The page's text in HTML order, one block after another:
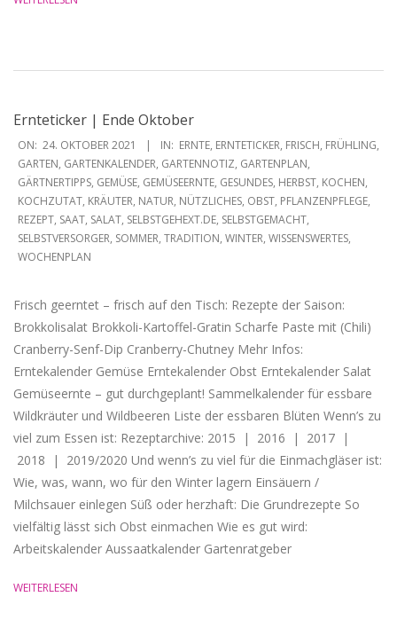
Ernteticker | Ende Oktober
2021-
10-
24
ON: 24. OKTOBER 2021 IN: ERNTE, ERNTETICKER, FRISCH, FRÜHLING,
GARTEN, GARTENKALENDER, GARTENNOTIZ, GARTENPLAN,
GÄRTNERTIPPS, GEMÜSE, GEMÜSEERNTE, GESUNDES, HERBST, KOCHEN,
KOCHZUTAT, KRÄUTER, NATUR, NÜTZLICHES, OBST, PFLANZENPFLEGE,
REZEPT, SAAT, SALAT, SELBSTGEHEXT.DE, SELBSTGEMACHT,
SELBSTVERSORGER, SOMMER, TRADITION, WINTER, WISSENSWERTES,
WOCHENPLAN
Frisch geerntet – frisch auf den Tisch: Rezepte der Saison:
Brokkolisalat Brokkoli-Kartoffel-Gratin Scharfe Paste mit (Chili)
Cranberry-Senf-Dip Cranberry-Chutney Mehr Infos:
Erntekalender Gemüse Erntekalender Obst Erntekalender Salat
Gemüseernte – gut durchgeplant! Sammelkalender für essbare
Wildkräuter und Wildbeeren Liste der essbaren Blüten Wenn’s zu
viel zum Essen ist: Rezeptarchive: 2015 | 2016 | 2017 |
2018 | 2019/2020 Und wenn’s zu viel für die Einmachgläser ist:
Wie, was, wann, wo für den Winter lagern Einsäuern /
Milchsauer einlegen Süß oder herzhaft: Die Grundrezepte So
vielfältig lässt sich Obst einmachen Wie es gut wird:
Arbeitskalender Aussaatkalender Gartenratgeber
WEITERLESEN